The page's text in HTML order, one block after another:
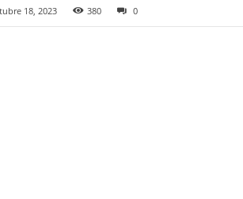
18, 2023 380 0